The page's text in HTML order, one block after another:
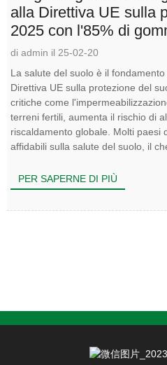
alla Direttiva UE sulla
2025 con l'85% di
di admin il 25-02-20
La salute del suolo è il
Direttiva UE sulla protezione del
critiche come
terreni fertili, aumenta il rischio di
riscaldamento globale. Molti paesi
affidabili sulla salute del suolo, il
PER SAPERNE DI PIÙ